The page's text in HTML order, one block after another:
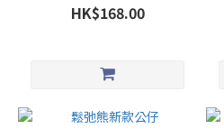
HK$168.00